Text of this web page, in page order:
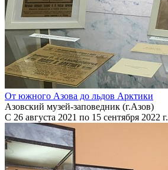
От южного Азова до льдов Арктики
Азовский музей-заповедник (г.Азов)
С 26 августа 2021 по 15 сентября 2022 г.